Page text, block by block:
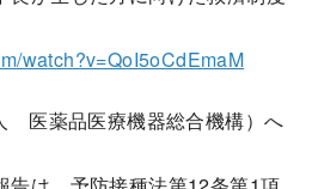
watch?v=QoI5oCdEmaM
医薬品医療機器総合機構）へ